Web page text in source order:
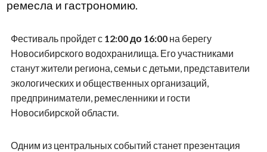
ремесла и гастрономию.
Фестиваль пройдет с 12:00 до 16:00на берегу
Новосибирского водохранилища. Его участниками
станут жители региона, семьи с детьми, представители
экологических и общественных организаций,
предприниматели, ремесленники и гости
Новосибирской области.
Одним из центральных событий станет презентация